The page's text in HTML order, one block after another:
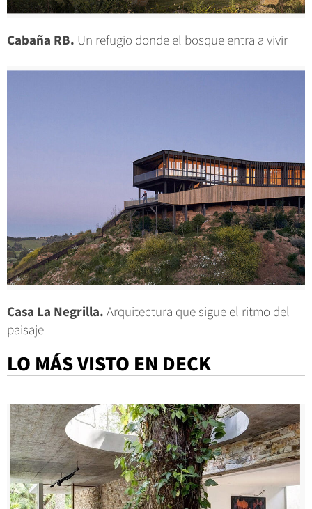
Cabaña RB. Un refugio donde el bosque entra a vivir
Casa La Negrilla.Arquitectura que sigue el ritmo del
paisaje
LO MÁS VISTO EN DECK